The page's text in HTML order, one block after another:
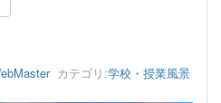
カテゴリ:学校・授業風景